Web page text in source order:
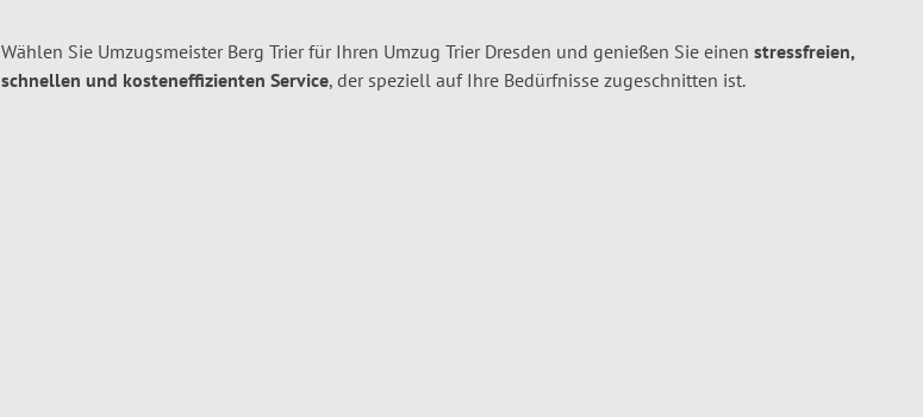
Wählen Sie Umzugsmeister Berg Trier für Ihren Umzug Trier Dresden und genießen Sie einen stressfreien,
schnellen und kosteneffizienten Service, der speziell auf Ihre Bedürfnisse zugeschnitten ist.